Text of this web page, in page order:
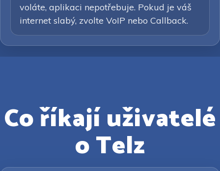
voláte, aplikaci nepotřebuje. Pokud je váš
internet slabý, zvolte VoIP nebo Callback.
Co říkají uživatelé
o Telz